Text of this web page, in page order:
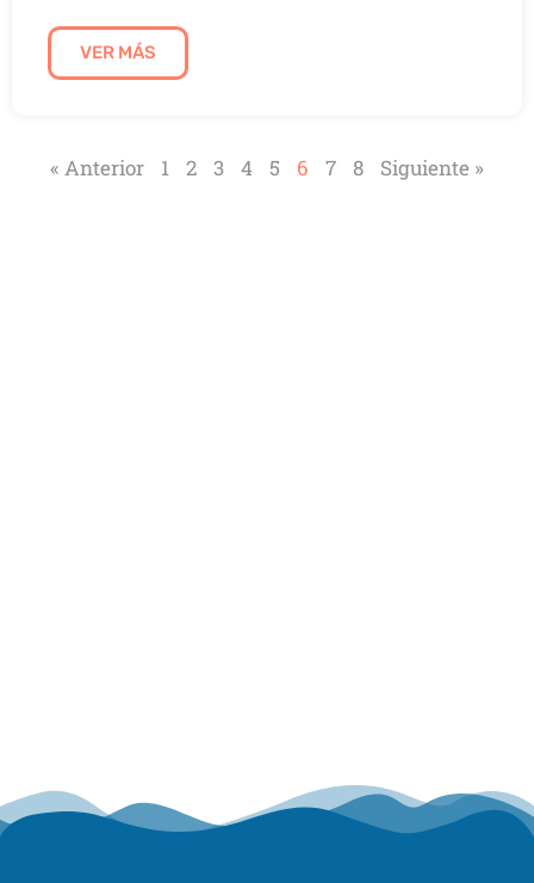
VER MÁS
« Anterior 1 2 3 4 5 6 7 8 Siguiente »